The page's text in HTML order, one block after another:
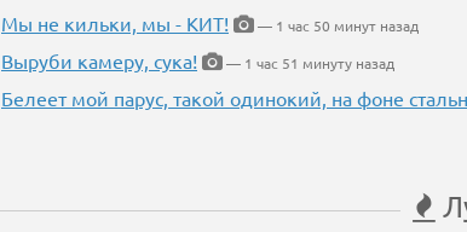
Мы не кильки, мы - КИТ!
— 1 час 50 минут назад
Выруби камеру, сука!
— 1 час 51 минуту назад
Белеет мой парус, такой одинокий, на фоне